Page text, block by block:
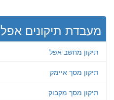
מעבדת תיקונים אפל
תיקון מחשב אפל
תיקון מסך איימק
תיקון מסך מקבוק